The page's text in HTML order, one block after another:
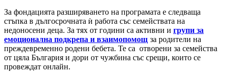
За фондацията разширяването на програмата е следваща
стъпка в дългосрочната ѝ работа със семействата на
недоносени деца. За тях от години са активни и групи за
емоционална подкрепа и взаимопомощ за родители на
преждевременно родени бебета. Те са отворени за семейства
от цяла България и дори от чужбина със срещи, които се
провеждат онлайн.